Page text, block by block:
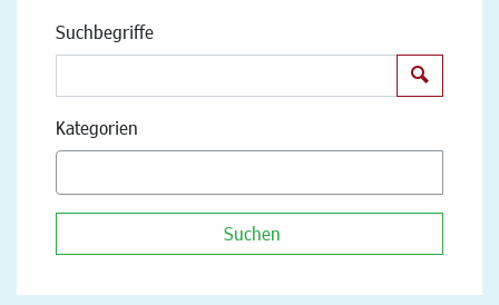
Suchbegriffe
Kategorien
Suchen